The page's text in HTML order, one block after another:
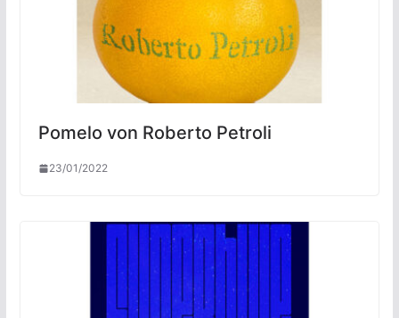
Pomelo von Roberto Petroli
23/01/2022